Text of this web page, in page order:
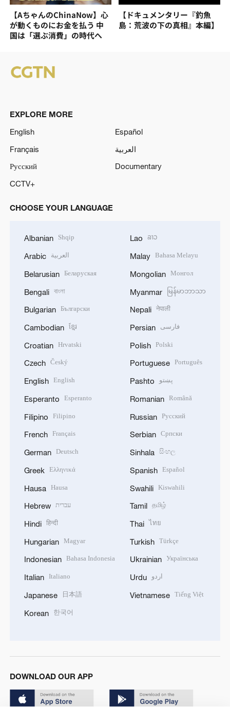
【AちゃんのChinaNow】心
が動くものにお金を払う 中
国は「選ぶ消費」の時代へ
【ドキュメンタリー『釣魚
島：荒波の下の真相』本編】
EXPLORE MORE
English
Español
Français
العربية
Русский
Documentary
CCTV+
CHOOSE YOUR LANGUAGE
Albanian Shqip
Arabic العربية
Belarusian Беларуская
Bengali বাংলা
Bulgarian Български
Cambodian ខ្មែរ
Croatian Hrvatski
Czech Český
English English
Esperanto Esperanto
Filipino Filipino
French Français
German Deutsch
Greek Ελληνικά
Hausa Hausa
Hebrew עברית
Hindi हिन्दी
Hungarian Magyar
Indonesian Bahasa Indonesia
Italian Italiano
Japanese 日本語
Korean 한국어
Lao ລາວ
Malay Bahasa Melayu
Mongolian Монгол
Myanmar မြန်မာဘာသာ
Nepali नेपाली
Persian فارسی
Polish Polski
Portuguese Português
Pashto پښتو
Romanian Română
Russian Русский
Serbian Српски
Sinhala සිංහල
Spanish Español
Swahili Kiswahili
Tamil தமிழ்
Thai ไทย
Turkish Türkçe
Ukrainian Українська
Urdu اردو
Vietnamese Tiếng Việt
DOWNLOAD OUR APP